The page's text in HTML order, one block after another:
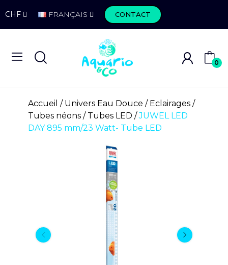
CHF FRANÇAIS CONTACT
0
Accueil Univers Eau Douce
Eclairages
Tubes néons
Tubes LED
JUWEL LED
DAY 895 mm/23 Watt- Tube LED